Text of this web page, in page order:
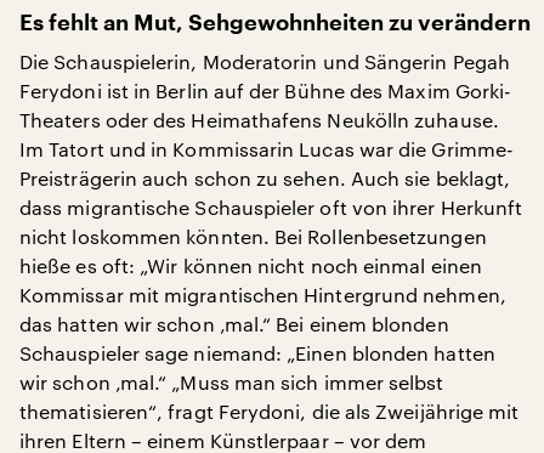
Es fehlt an Mut, Sehgewohnheiten zu verändern
Die Schauspielerin, Moderatorin und Sängerin Pegah
Ferydoni ist in Berlin auf der Bühne des Maxim Gorki-
Theaters oder des Heimathafens Neukölln zuhause.
Im Tatort und in Kommissarin Lucas war die Grimme-
Preisträgerin auch schon zu sehen. Auch sie beklagt,
dass migrantische Schauspieler oft von ihrer Herkunft
nicht loskommen könnten. Bei Rollenbesetzungen
hieße es oft: „Wir können nicht noch einmal einen
Kommissar mit migrantischen Hintergrund nehmen,
das hatten wir schon ‚mal.“ Bei einem blonden
Schauspieler sage niemand: „Einen blonden hatten
wir schon ‚mal.“ „Muss man sich immer selbst
thematisieren“, fragt Ferydoni, die als Zweijährige mit
ihren Eltern – einem Künstlerpaar – vor dem